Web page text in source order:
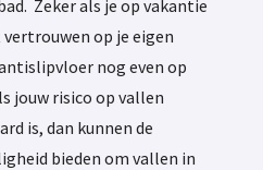
Zeker als je op vakantie
op je eigen
nog even op
jouw risico op vallen
is, dan kunnen de
bieden om vallen in